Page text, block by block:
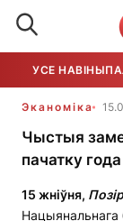
УСЕ НАВІНЫ
Эканоміка
Чыстыя
пачатку
15 жніўня,
Нацыянальнага